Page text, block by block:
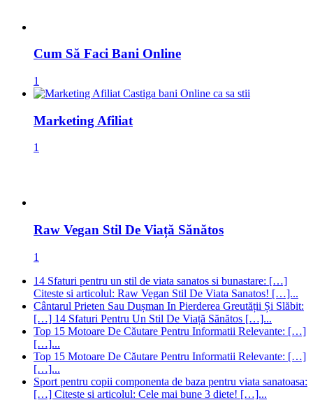
Cum Să Faci Bani Online
1
Marketing Afiliat
1
Raw Vegan Stil De Viață Sănătos
1
14 Sfaturi pentru un stil de viata sanatos si bunastare: […]
Citeste si articolul: Raw Vegan Stil De Viata Sanatos! […]...
Cântarul Prieten Sau Dușman In Pierderea Greutății Și Slăbit:
[…] 14 Sfaturi Pentru Un Stil De Viață Sănătos […]...
Top 15 Motoare De Căutare Pentru Informatii Relevante: […]
[…]...
Top 15 Motoare De Căutare Pentru Informatii Relevante: […]
[…]...
Sport pentru copii componenta de baza pentru viata sanatoasa:
[…] Citeste si articolul: Cele mai bune 3 diete! […]...